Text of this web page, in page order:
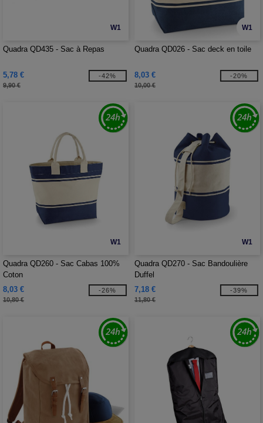
W1
Quadra QD435 - Sac à Repas
5,78 €
9,90 €
-42%
W1
Quadra QD026 - Sac deck en toile
8,03 €
10,00 €
-20%
W1
Quadra QD260 - Sac Cabas 100%
Coton
8,03 €
10,80 €
-26%
W1
Quadra QD270 - Sac Bandoulière
Duffel
7,18 €
11,80 €
-39%